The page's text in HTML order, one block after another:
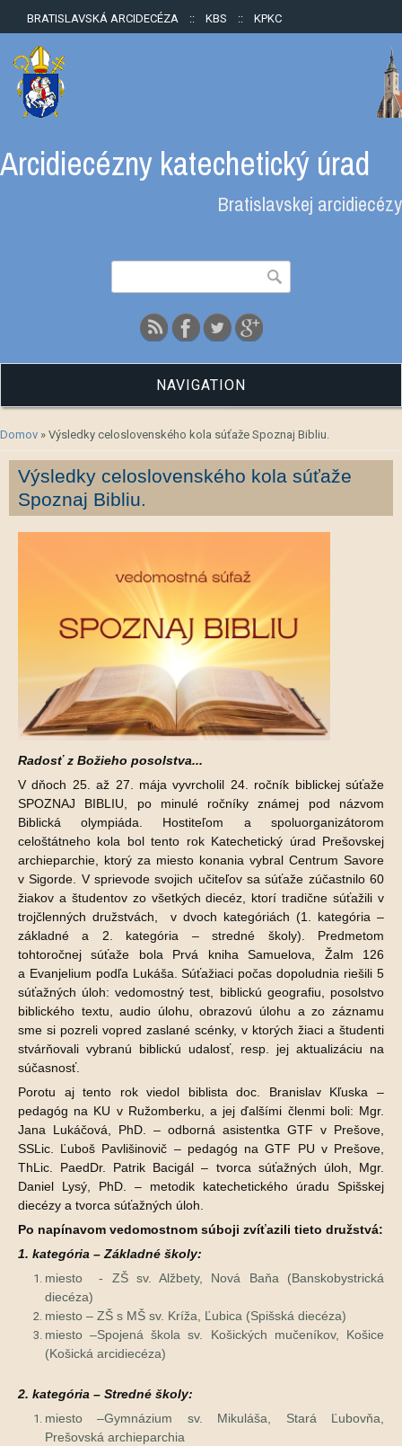
BRATISLAVSKÁ ARCIDECÉZA :: KBS :: KPKC
Arcidiecézny katechetický úrad
Bratislavskej arcidiecézy
Vyhľadávanie
NAVIGATION
Nachádzate sa tu
Domov » Výsledky celoslovenského kola súťaže Spoznaj Bibliu.
Výsledky celoslovenského kola súťaže
Spoznaj Bibliu.
Radosť z Božieho posolstva...
V dňoch 25. až 27. mája vyvrcholil 24. ročník biblickej súťaže
SPOZNAJ BIBLIU, po minulé ročníky známej pod názvom
Biblická olympiáda. Hostiteľom a spoluorganizátorom
celoštátneho kola bol tento rok Katechetický úrad Prešovskej
archieparchie, ktorý za miesto konania vybral Centrum Savore
v Sigorde. V sprievode svojich učiteľov sa súťaže zúčastnilo 60
žiakov a študentov zo všetkých diecéz, ktorí tradične súťažili v
trojčlenných družstvách, v dvoch kategóriách (1. kategória –
základné a 2. kategória – stredné školy). Predmetom
tohtoročnej súťaže bola Prvá kniha Samuelova, Žalm 126
a Evanjelium podľa Lukáša. Súťažiaci počas dopoludnia riešili 5
súťažných úloh: vedomostný test, biblickú geografiu, posolstvo
biblického textu, audio úlohu, obrazovú úlohu a zo záznamu
sme si pozreli vopred zaslané scénky, v ktorých žiaci a študenti
stvárňovali vybranú biblickú udalosť, resp. jej aktualizáciu na
súčasnosť.
Porotu aj tento rok viedol biblista doc. Branislav Kľuska –
pedagóg na KU v Ružomberku, a jej ďalšími členmi boli: Mgr.
Jana Lukáčová, PhD. – odborná asistentka GTF v Prešove,
SSLic. Ľuboš Pavlišinovič – pedagóg na GTF PU v Prešove,
ThLic. PaedDr. Patrik Bacigál – tvorca súťažných úloh, Mgr.
Daniel Lysý, PhD. – metodik katechetického úradu Spišskej
diecézy a tvorca súťažných úloh.
Po napínavom vedomostnom súboji zvíťazili tieto družstvá:
1. kategória – Základné školy:
miesto - ZŠ sv. Alžbety, Nová Baňa (Banskobystrická
diecéza)
miesto – ZŠ s MŠ sv. Kríža, Ľubica (Spišská diecéza)
miesto –Spojená škola sv. Košických mučeníkov, Košice
(Košická arcidiecéza)
2. kategória – Stredné školy:
miesto –Gymnázium sv. Mikuláša, Stará Ľubovňa,
Prešovská archieparchia